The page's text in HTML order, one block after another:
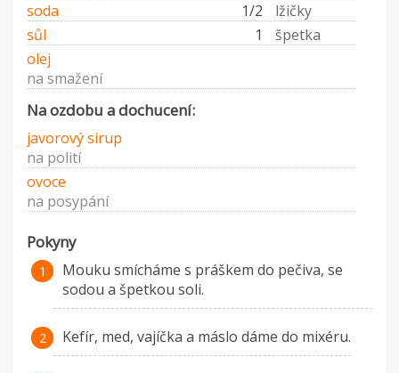
soda
1/2
lžičky
sůl
1
špetka
olej
na smažení
Na ozdobu a dochucení:
javorový sirup
na polití
ovoce
na posypání
Pokyny
Mouku smícháme s práškem do pečiva, se
sodou a špetkou soli.
Kefír, med, vajíčka a máslo dáme do mixéru.